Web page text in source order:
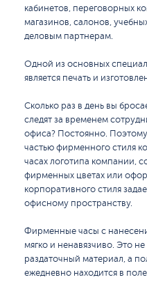
кабинетов, переговорных
магазинов, салонов,
деловым партнерам.
Одной из основных
является печать и
Сколько раз в день вы
следят за временем
офиса? Постоянно.
частью фирменного стиля
часах логотипа компании,
фирменных цветах или
корпоративного стиля
офисному пространству.
Фирменные часы с
мягко и ненавязчиво. Это
раздаточный материал, а
ежедневно находится в